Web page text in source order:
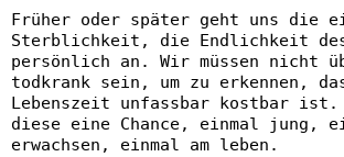
Früher oder später geht uns die
Sterblichkeit, die Endlichkeit des
persönlich an. Wir müssen nicht
todkrank sein, um zu erkennen,
Lebenszeit unfassbar kostbar ist.
diese eine Chance, einmal jung,
erwachsen, einmal am leben.